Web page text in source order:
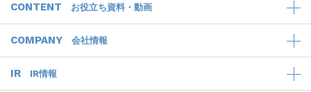
CONTENT お役立ち資料・動画
COMPANY 会社情報
IR IR情報